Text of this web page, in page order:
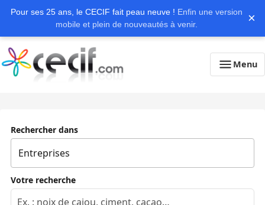
Pour ses 25 ans, le CECIF fait peau neuve ! Enfin une version
mobile et plein de nouveautés à venir.
×
Menu
Rechercher dans
Votre recherche